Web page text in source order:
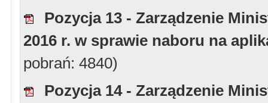
Pozycja 13 - Zarządzenie
2016 r. w sprawie naboru na
pobrań: 4840)
Pozycja 14 - Zarządzenie